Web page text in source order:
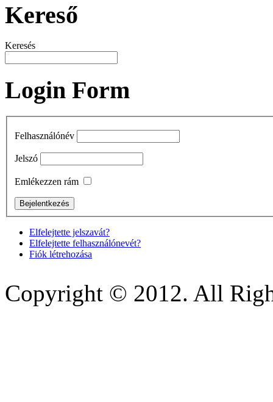
Kereső
Keresés
Login Form
Felhasználónév
Jelszó
Emlékezzen rám
Elfelejtette jelszavát?
Elfelejtette felhasználónevét?
Fiók létrehozása
Copyright © 2012. All